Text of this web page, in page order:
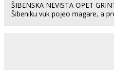
ŠIBENSKA NEVISTA OPET
Šibeniku vuk pojeo magare, a